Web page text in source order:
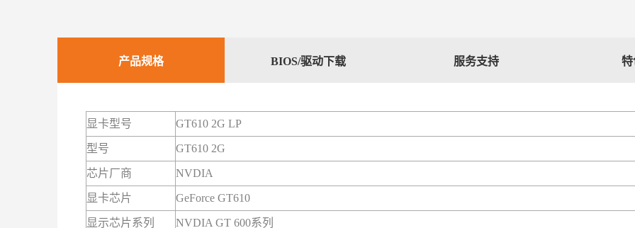
产品规格 BIOS/驱动下载 服务支持 特
显卡型号 GT610 2G LP
型号 GT610 2G
芯片厂商 NVDIA
显卡芯片 GeForce GT610
显示芯片系列 NVDIA GT 600系列